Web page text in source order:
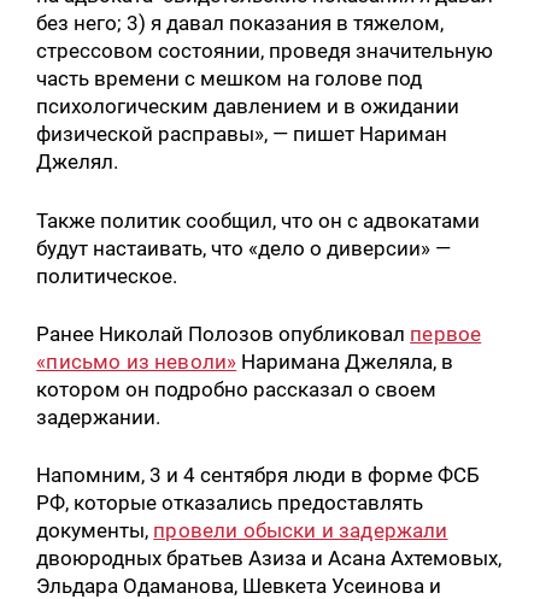
без него; 3) я давал показания в тяжелом,
стрессовом состоянии, проведя значительную
часть времени с мешком на голове под
психологическим давлением и в ожидании
физической расправы», — пишет Нариман
Джелял.
Также политик сообщил, что он с адвокатами
будут настаивать, что «дело о диверсии» —
политическое.
Ранее Николай Полозов опубликовал первое
«письмо из неволи» Наримана Джеляла, в
котором он подробно рассказал о своем
задержании.
Напомним, 3 и 4 сентября люди в форме ФСБ
РФ, которые отказались предоставлять
документы, провели обыски и задержали
двоюродных братьев Азиза и Асана Ахтемовых,
Эльдара Одаманова, Шевкета Усеинова и